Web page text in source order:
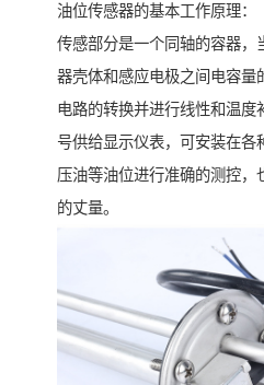
油位传感器的基本工作原理：
传感部分是一个同轴的容器，
器壳体和感应电极之间电容量
电路的转换并进行线性和温度
号供给显示仪表，可安装在各
压油等油位进行准确的测控，
的丈量。